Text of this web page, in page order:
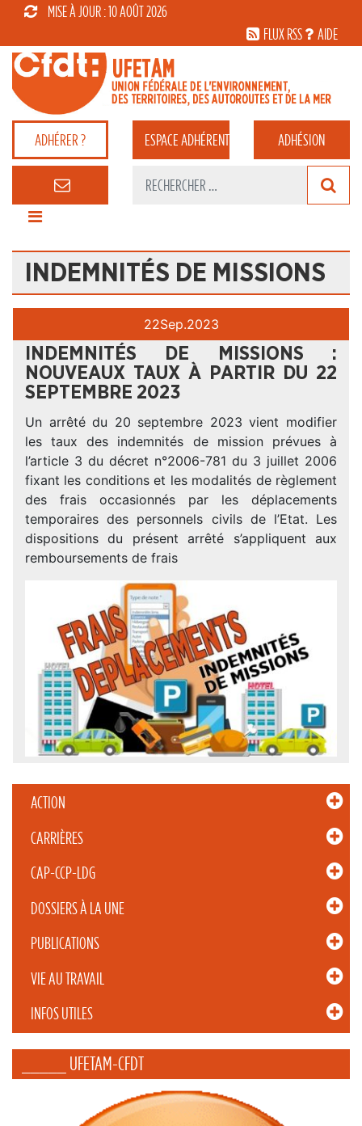
MISE À JOUR : 10 AOÛT 2026
FLUX RSS
AIDE
ADHÉRER ? ESPACEADHÉRENT ADHÉSION
INDEMNITÉS DE MISSIONS
ACTION
CARRIÈRES
CAP-CCP-LDG
DOSSIERS À LA UNE
PUBLICATIONS
VIE AU TRAVAIL
INFOS UTILES
_____ UFETAM-CFDT
22Sep.2023
INDEMNITÉS DE MISSIONS :
NOUVEAUX TAUX À PARTIR DU 22
SEPTEMBRE 2023
Un arrêté du 20 septembre 2023 vient modifier
les taux des indemnités de mission prévues à
l’article 3 du décret n°2006-781 du 3 juillet 2006
fixant les conditions et les modalités de règlement
des frais occasionnés par les déplacements
temporaires des personnels civils de l’Etat. Les
dispositions du présent arrêté s’appliquent aux
remboursements de frais